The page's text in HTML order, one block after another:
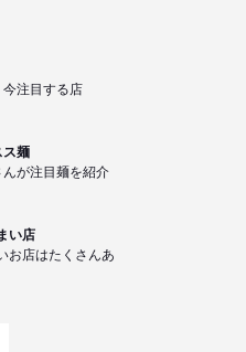
注目する店
ス麺
が注目麺を紹介
い店
お店はたくさんあ